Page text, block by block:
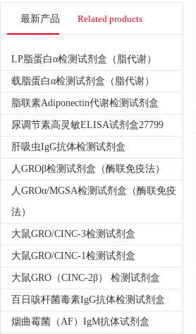
最新产品 Related products
LP脂蛋白α检测试剂盒（脂代谢）
载脂蛋白α检测试剂盒（脂代谢）
脂联素Adiponectin代谢检测试剂盒
尿调节素高灵敏ELISA试剂盒27799
肝吸虫IgG抗体检测试剂盒
人GROβ检测试剂盒（酶联免疫法）
人GROα/MGSA检测试剂盒（酶联免疫
法）
大鼠GRO/CINC-3检测试剂盒
大鼠GRO/CINC-1检测试剂盒
大鼠GRO（CINC-2β） 检测试剂盒
百日咳杆菌毒素IgG抗体检测试剂盒
烟曲霉菌（AF）IgM抗体试剂盒